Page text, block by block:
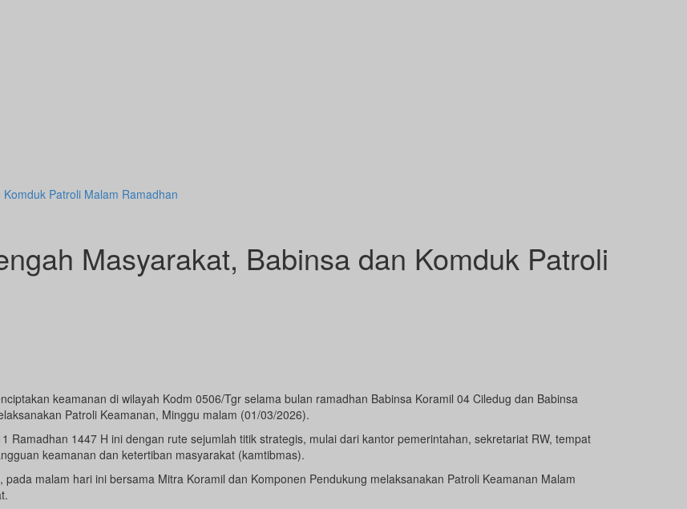
Patroli Malam Ramadhan
Masyarakat, Babinsa dan Komduk Patroli
keamanan di wilayah Kodm 0506/Tgr selama bulan ramadhan Babinsa Koramil 04 Ciledug dan Babinsa
Patroli Keamanan, Minggu malam (01/03/2026).
Ramadhan 1447 H ini dengan rute sejumlah titik strategis, mulai dari kantor pemerintahan, sekretariat RW, tempat
keamanan dan ketertiban masyarakat (kamtibmas).
malam hari ini bersama Mitra Koramil dan Komponen Pendukung melaksanakan Patroli Keamanan Malam